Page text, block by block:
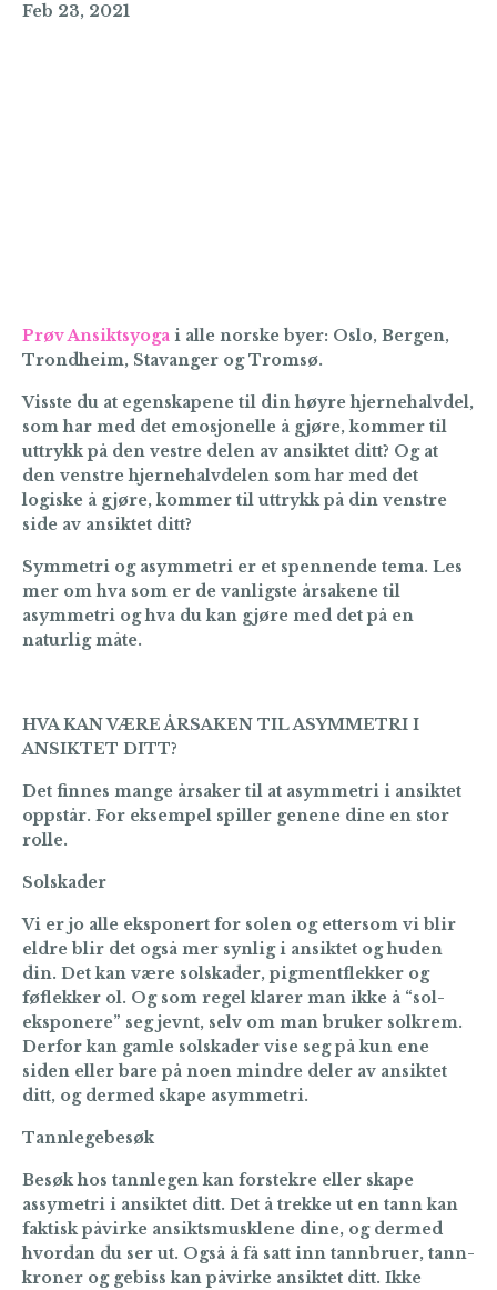
Feb 23, 2021
Prøv Ansiktsyoga i alle norske byer: Oslo, Bergen,
Trondheim, Stavanger og Tromsø.
Visste du at egenskapene til din høyre hjernehalvdel,
som har med det emosjonelle å gjøre, kommer til
uttrykk på den vestre delen av ansiktet ditt? Og at
den venstre hjernehalvdelen som har med det
logiske å gjøre, kommer til uttrykk på din venstre
side av ansiktet ditt?
Symmetri og asymmetri er et spennende tema. Les
mer om hva som er de vanligste årsakene til
asymmetri og hva du kan gjøre med det på en
naturlig måte.
HVA KAN VÆRE ÅRSAKEN TIL ASYMMETRI I
ANSIKTET DITT?
Det finnes mange årsaker til at asymmetri i ansiktet
oppstår. For eksempel spiller genene dine en stor
rolle.
Solskader
Vi er jo alle eksponert for solen og ettersom vi blir
eldre blir det også mer synlig i ansiktet og huden
din. Det kan være solskader, pigmentflekker og
føflekker ol. Og som regel klarer man ikke å “sol-
eksponere” seg jevnt, selv om man bruker solkrem.
Derfor kan gamle solskader vise seg på kun ene
siden eller bare på noen mindre deler av ansiktet
ditt, og dermed skape asymmetri.
Tannlegebesøk
Besøk hos tannlegen kan forstekre eller skape
assymetri i ansiktet ditt. Det å trekke ut en tann kan
faktisk påvirke ansiktsmusklene dine, og dermed
hvordan du ser ut. Også å få satt inn tannbruer, tann-
kroner og gebiss kan påvirke ansiktet ditt. Ikke